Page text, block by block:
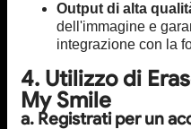
Output di alta
dell'immagine e
integrazione con la
4. Utilizzo di
My Smile
a. Registrati per un